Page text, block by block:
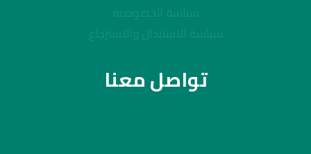
سياسة الخصوصية
سياسة الاستبدال والاسترجاع
تواصل معنا